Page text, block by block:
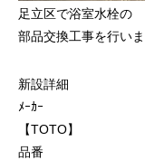
足立区で浴室水栓の
部品交換工事を行いま
新設詳細
ﾒｰｶｰ
【TOTO】
品番